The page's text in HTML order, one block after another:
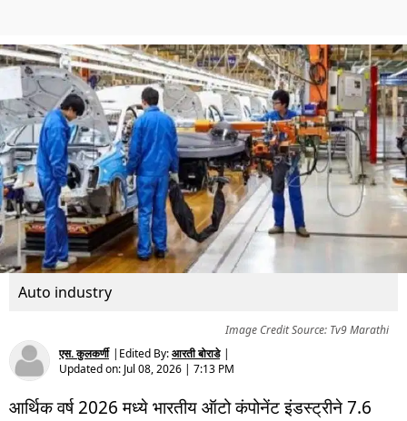
Auto industry
Image Credit Source: Tv9 Marathi
एस. कुलकर्णी | Edited By:आरती बोराडे |
Updated on: Jul 08, 2026 | 7:13 PM
आर्थिक वर्ष 2026 मध्ये भारतीय ऑटो कंपोनेंट इंडस्ट्रीने 7.6